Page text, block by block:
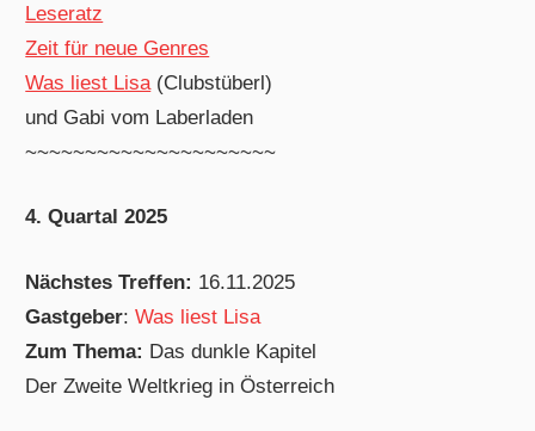
Leseratz
Zeit für neue Genres
Was liest Lisa (Clubstüberl)
und Gabi vom Laberladen
~~~~~~~~~~~~~~~~~~~~~
4. Quartal 2025
Nächstes Treffen: 16.11.2025
Gastgeber:Was liest Lisa
Zum Thema: Das dunkle Kapitel
Der Zweite Weltkrieg in Österreich